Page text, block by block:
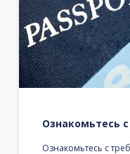
Ознакомьтесь
Ознакомьтесь с